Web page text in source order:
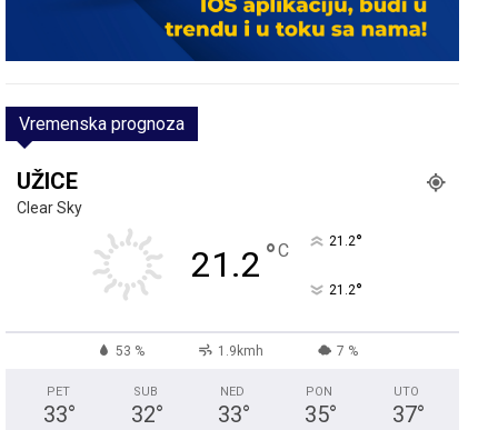
Vremenska prognoza
UŽICE
Clear Sky
21.2 °C 21.2°
21.2°
53 % 1.9kmh 7 %
PET
33°
SUB
32°
NED
33°
PON
35°
UTO
37°